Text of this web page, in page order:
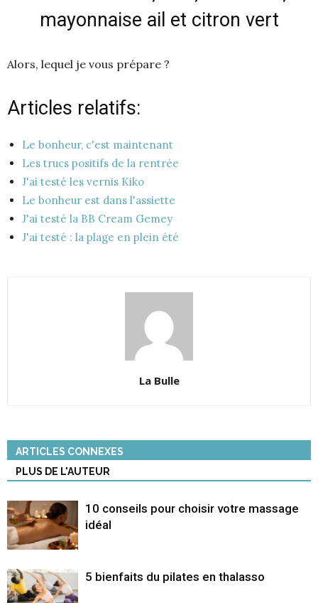
mayonnaise ail et citron vert
Alors, lequel je vous prépare ?
Articles relatifs:
Le bonheur, c'est maintenant
Les trucs positifs de la rentrée
J'ai testé les vernis Kiko
Le bonheur est dans l'assiette
J'ai testé la BB Cream Gemey
J'ai testé : la plage en plein été
La Bulle
ARTICLES CONNEXES
PLUS DE L'AUTEUR
10 conseils pour choisir votre massage
idéal
5 bienfaits du pilates en thalasso